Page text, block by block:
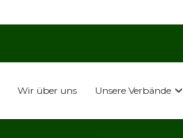
Wir über uns Unsere Verbände